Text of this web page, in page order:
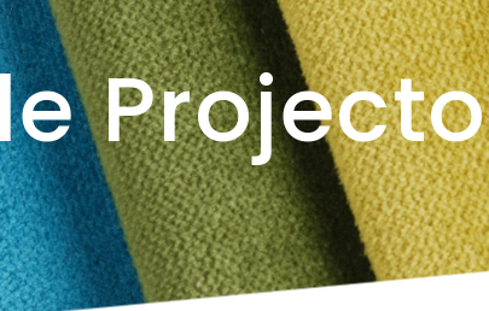
Projecto